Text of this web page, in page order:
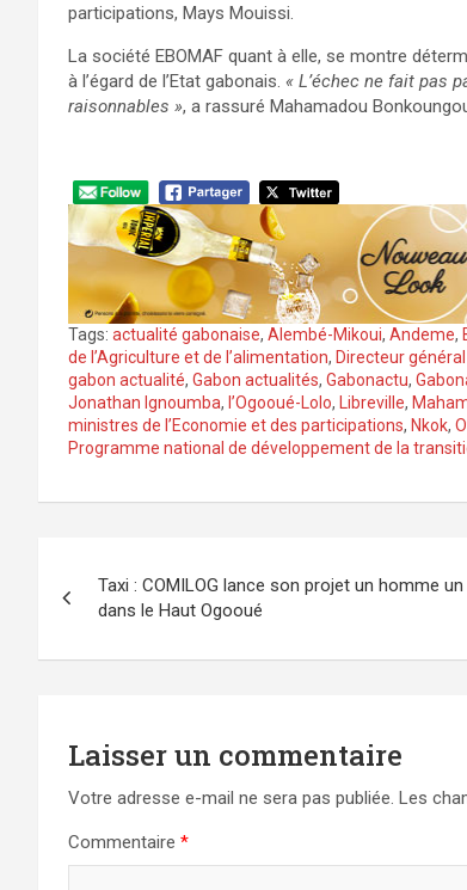
participations, Mays Mouissi.
La société EBOMAF quant à elle, se montre
à l’égard de l’Etat gabonais. « L’échec ne fait pas
raisonnables », a rassuré Mahamadou
Tags: actualité gabonaise, Alembé-Mikoui, Andeme,
de l’Agriculture et de l’alimentation, Directeur général
gabon actualité, Gabon actualités, Gabonactu,
Jonathan Ignoumba, l’Ogooué-Lolo, Libreville,
ministres de l’Economie et des participations, Nkok,
Programme national de développement de la
de
l’article
Taxi : COMILOG lance son projet un homme un
dans le Haut Ogooué
Laisser un commentaire
Votre adresse e-mail ne sera pas publiée. Les
Commentaire *